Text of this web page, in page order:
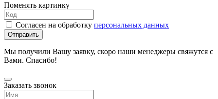
Поменять картинку
Согласен на обработку персональных данных
Отправить
Мы получили Вашу заявку, скоро наши менеджеры свяжутся с
Вами. Спасибо!
Заказать звонок